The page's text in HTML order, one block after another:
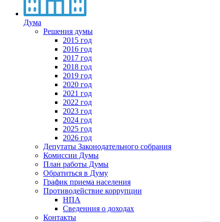
Дума
Решения думы
2015 год
2016 год
2017 год
2018 год
2019 год
2020 год
2021 год
2022 год
2023 год
2024 год
2025 год
2026 год
Депутаты Законодательного собрания
Комиссии Думы
План работы Думы
Обратиться в Думу
График приема населения
Противодействие коррупции
НПА
Сведенния о доходах
Контакты